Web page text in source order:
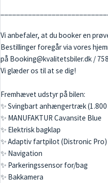
Vi anbefaler, at du booker en
Bestillinger foregår via vores
på Booking@kvalitetsbiler.dk /
Vi glæder os til at se dig!
Fremhævet udstyr på bilen:
✨ Svingbart anhængertræk (1.800
✨ MANUFAKTUR Cavansite Blue
✨ Elektrisk bagklap
✨ Adaptiv fartpilot (Distronic Pro)
✨ Navigation
✨ Parkeringssensor for/bag
✨ Bakkamera